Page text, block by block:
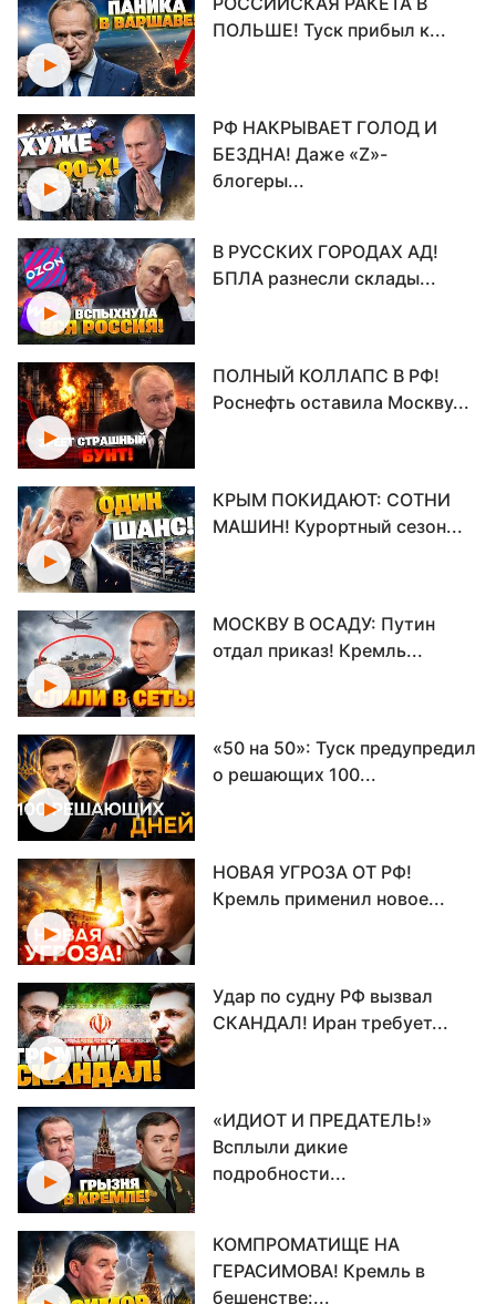
ПОЛЬШЕ! Туск прибыл к...
РФ НАКРЫВАЕТ ГОЛОД И
БЕЗДНА! Даже «Z»-
блогеры...
В РУССКИХ ГОРОДАХ АД!
БПЛА разнесли склады...
ПОЛНЫЙ КОЛЛАПС В РФ!
Роснефть оставила Москву...
КРЫМ ПОКИДАЮТ: СОТНИ
МАШИН! Курортный сезон...
МОСКВУ В ОСАДУ: Путин
отдал приказ! Кремль...
«50 на 50»: Туск предупредил
о решающих 100...
НОВАЯ УГРОЗА ОТ РФ!
Кремль применил новое...
Удар по судну РФ вызвал
СКАНДАЛ! Иран требует...
«ИДИОТ И ПРЕДАТЕЛЬ!»
Всплыли дикие
подробности...
КОМПРОМАТИЩЕ НА
ГЕРАСИМОВА! Кремль в
бешенстве:...